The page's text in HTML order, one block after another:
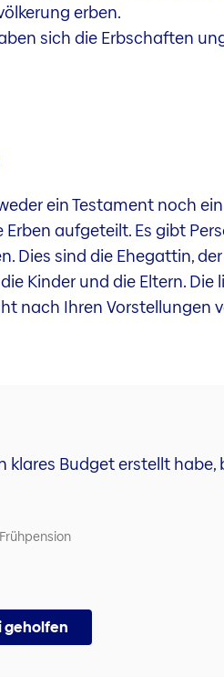
erben.
sich die Erbschaften
ein Testament noch
aufgeteilt. Es gibt
Dies sind die Ehegattin,
Kinder und die Eltern.
nach Ihren Vorstellungen
klares Budget erstellt
geholfen